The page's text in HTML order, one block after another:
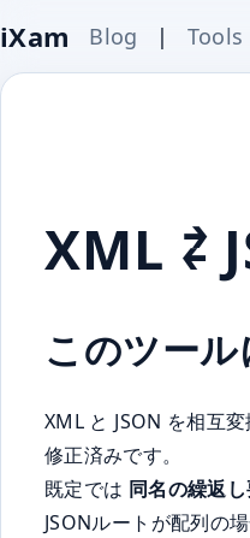
iXam Blog | Tools
XML ⇄
このツー
XML と JSON を相互変
修正済みです。
既定では 同名の繰返
JSONルートが配列の